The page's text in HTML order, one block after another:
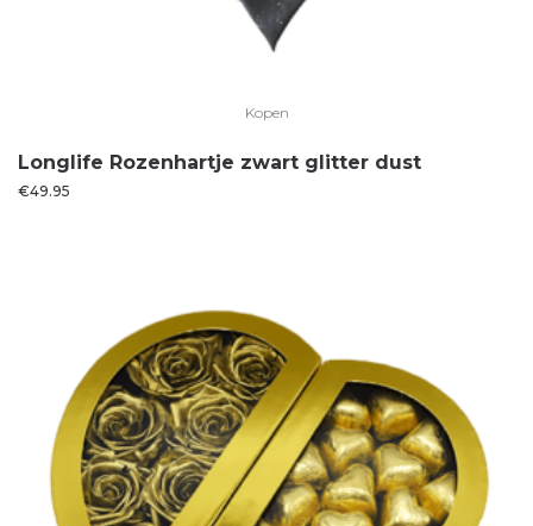
Kopen
Longlife Rozenhartje zwart glitter dust
€49.95